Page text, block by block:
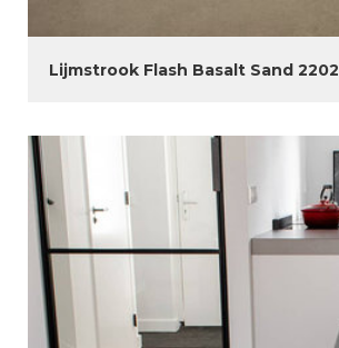
Lijmstrook Flash Basalt Sand 2202